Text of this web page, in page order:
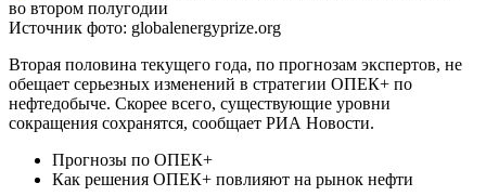
Источник фото: globalenergyprize.org
Вторая половина текущего года, по прогнозам экспертов, не
обещает серьезных изменений в стратегии ОПЕК+ по
нефтедобыче. Скорее всего, существующие уровни
сокращения сохранятся, сообщает РИА Новости.
Прогнозы по ОПЕК+
Как решения ОПЕК+ повлияют на рынок нефти